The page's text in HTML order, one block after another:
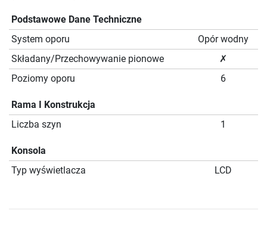
Podstawowe Dane Techniczne
System oporu
Opór wodny
Składany/Przechowywanie pionowe
✗
Poziomy oporu
6
Rama I Konstrukcja
Liczba szyn
1
Konsola
Typ wyświetlacza
LCD